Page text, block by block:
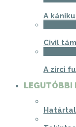
A
Civil
A zirci
LEGUTÓBBI